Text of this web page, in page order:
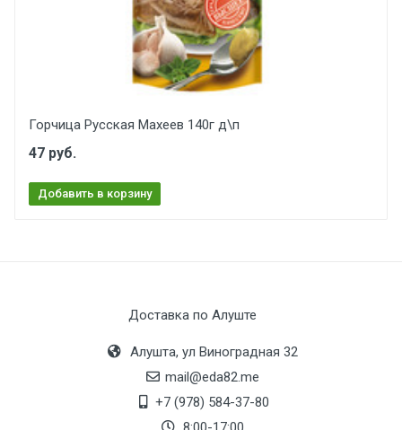
Горчица Русская Махеев 140г д\п
47 руб.
Добавить в корзину
Доставка по Алуште
Алушта, ул Виноградная 32
mail@eda82.me
+7 (978) 584-37-80